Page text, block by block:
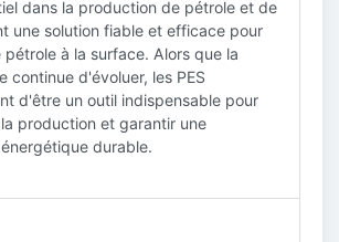
dans la production de pétrole et de
une solution fiable et efficace pour
pétrole à la surface. Alors que la
continue d'évoluer, les PES
d'être un outil indispensable pour
production et garantir une
durable.